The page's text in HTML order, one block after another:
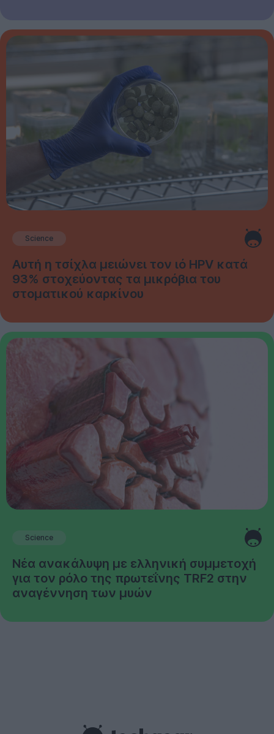
Science
93% στοχεύοντας τα μικρόβια του
για τον ρόλο της πρωτεΐνης TRF2 στην